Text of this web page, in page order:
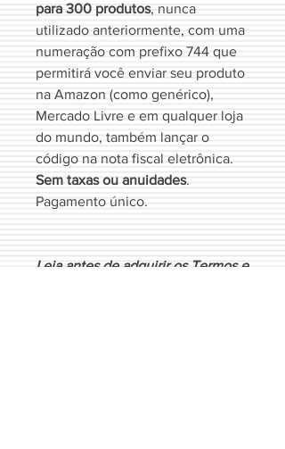
para 300 produtos, nunca
utilizado anteriormente, com uma
numeração com prefixo 744 que
permitirá você enviar seu produto
na Amazon (como genérico),
Mercado Livre e em qualquer loja
do mundo, também lançar o
código na nota fiscal eletrônica.
Sem taxas ou anuidades.
Pagamento único.
Leia antes de adquirir os Termos e